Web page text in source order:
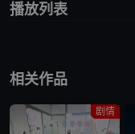
员也接受了小咕，小河童
生存的地方根本就找不
的大自然中找到了适合
播放列表
相关作品
剧情